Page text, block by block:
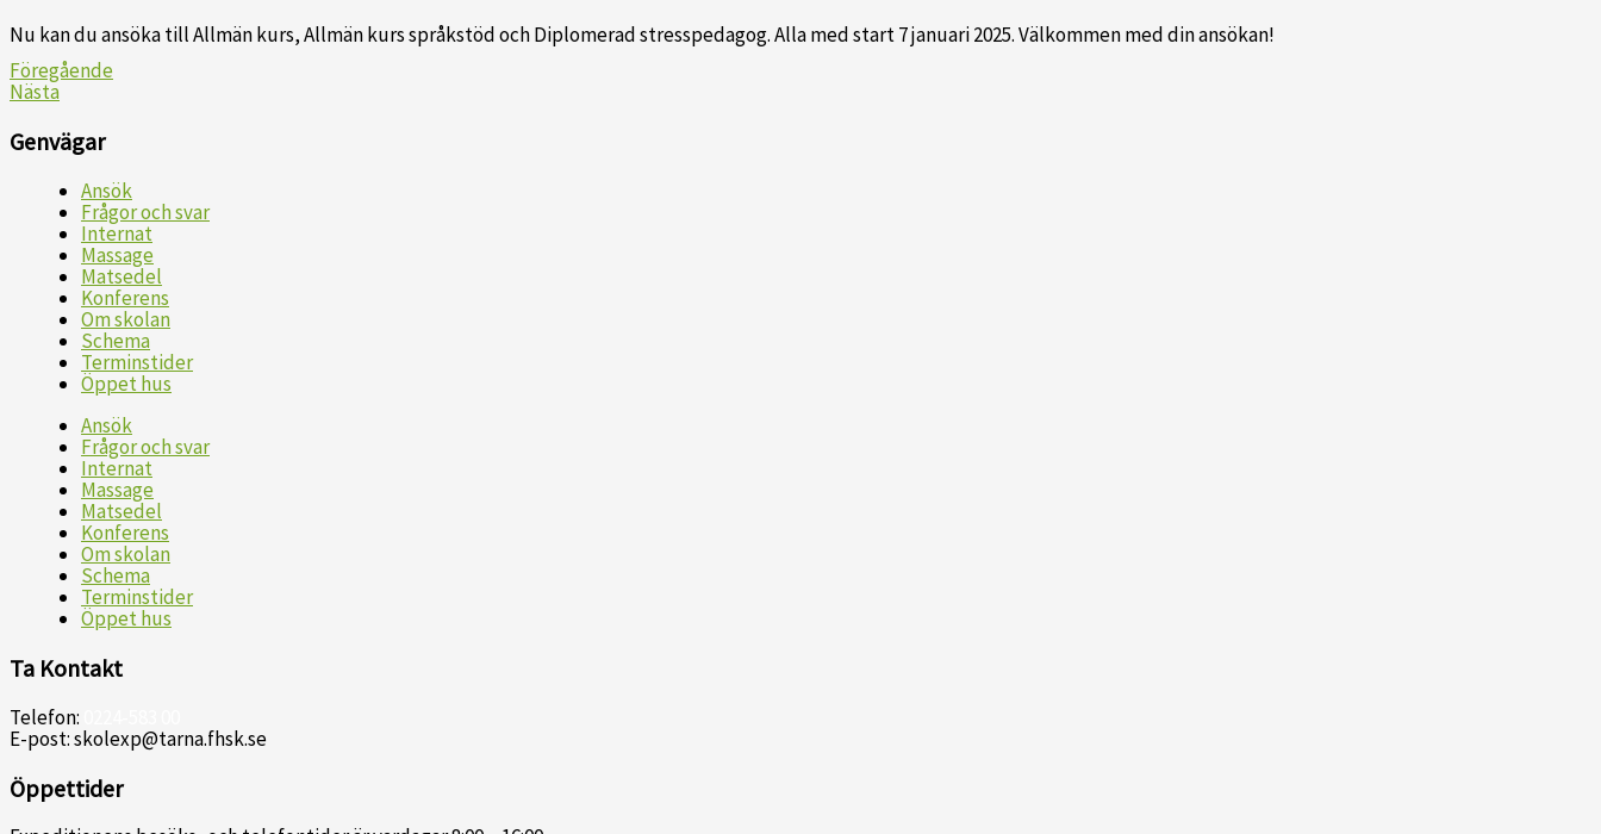
Nu kan du ansöka till Allmän kurs, Allmän kurs språkstöd och Diplomerad stresspedagog. Alla med start 7 januari 2025. Välkommen med din ansökan!
Föregående
Nästa
Genvägar
Ansök
Frågor och svar
Internat
Massage
Matsedel
Konferens
Om skolan
Schema
Terminstider
Öppet hus
Ansök
Frågor och svar
Internat
Massage
Matsedel
Konferens
Om skolan
Schema
Terminstider
Öppet hus
Ta Kontakt
Telefon:
E-post: skolexp@tarna.fhsk.se
Öppettider